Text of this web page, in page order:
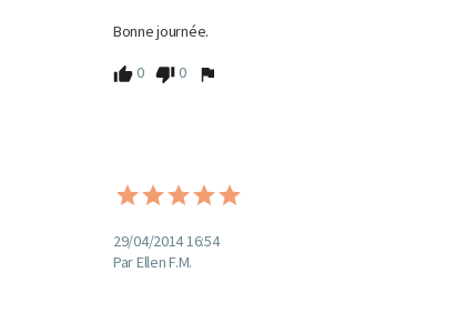
Bonne journée.
0 0
29/04/2014 16:54
Par Ellen F.M.